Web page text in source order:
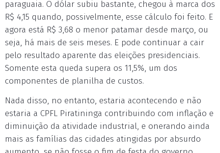
paraguaia. O dólar subiu bastante, chegou à marca dos
R$ 4,15 quando, possivelmente, esse cálculo foi feito. E
agora está R$ 3,68 o menor patamar desde março, ou
seja, há mais de seis meses. E pode continuar a cair
pelo resultado aparente das eleições presidenciais.
Somente esta queda supera os 11,5%, um dos
componentes de planilha de custos.
Nada disso, no entanto, estaria acontecendo e não
estaria a CPFL Piratininga contribuindo com inflação e
diminuição da atividade industrial, e onerando ainda
mais as famílias das cidades atingidas por absurdo